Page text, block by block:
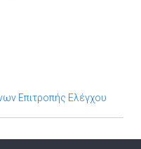
Επιτροπής Ελέγχου